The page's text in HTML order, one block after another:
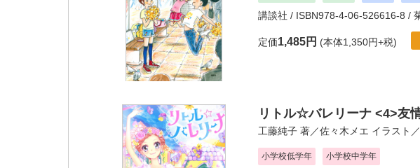
講談社 / ISBN978-4-06-526616-8 /
定価1,485円 (本体1,350円+税)
リトル☆バレリーナ <4>友
工藤純子 著／佐々木メエ イラスト／
小学校低学年 小学校中学年